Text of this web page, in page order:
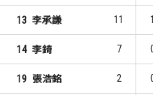
13 李承謙 11
14 李錡 7
19 張浩銘 2